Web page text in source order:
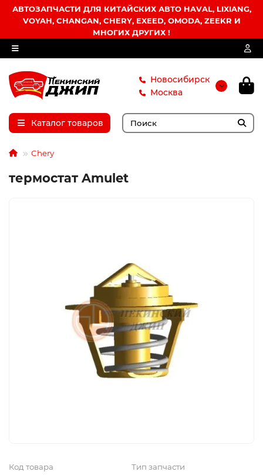
АВТОЗАПЧАСТИ ДЛЯ КИТАЙСКИХ АВТО HAVAL, LIXIANG,
VOYAH, CHANGAN, CHERY, EXEED, OMODA, ZEEKR И
МНОГИХ ДРУГИХ !
Новосибирск
Москва
Каталог товаров
Chery
термостат Amulet
Код товара Тип запчасти